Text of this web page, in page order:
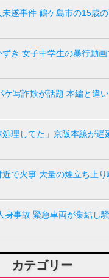
遂事件 鶴ケ島市の15歳
き 女子中学生の暴行動
ケ写詐欺が話題 本編と違
理してた」京阪本線が遅
で火事 大量の煙立ち上
身事故 緊急車両が集結し
カテゴリー